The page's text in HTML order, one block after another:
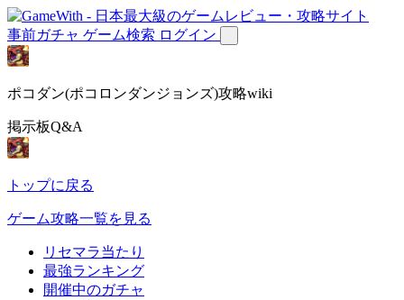
事前ガチャ ゲーム検索 ログイン
ポコダン(ポコロンダンジョンズ)攻略wiki
掲示板Q&A
トップに戻る
ゲーム攻略一覧を見る
リセマラ当たり
最強ランキング
開催中のガチャ